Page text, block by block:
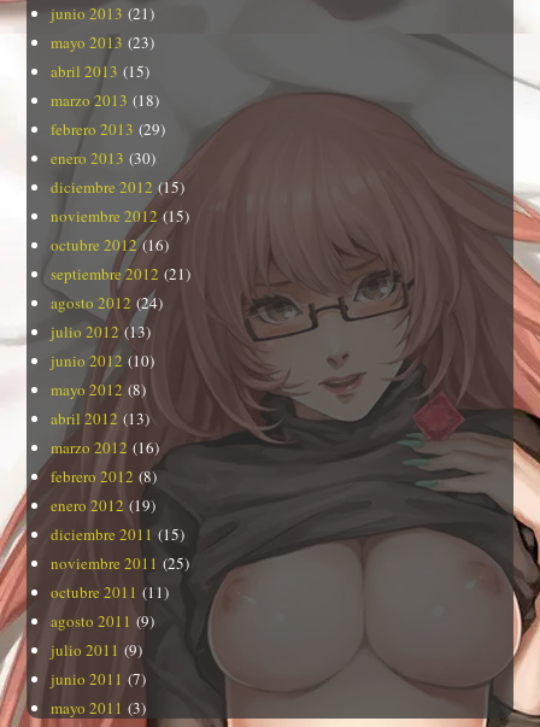
junio 2013 (21)
mayo 2013 (23)
abril 2013 (15)
marzo 2013 (18)
febrero 2013 (29)
enero 2013 (30)
diciembre 2012 (15)
noviembre 2012 (15)
octubre 2012(16)
septiembre 2012 (21)
agosto 2012 (24)
julio 2012 (13)
junio 2012 (10)
mayo 2012 (8)
abril 2012 (13)
marzo 2012 (16)
febrero 2012 (8)
enero 2012 (19)
diciembre 2011 (15)
noviembre 2011 (25)
octubre 2011 (11)
agosto 2011 (9)
julio 2011 (9)
junio 2011 (7)
mayo 2011 (3)